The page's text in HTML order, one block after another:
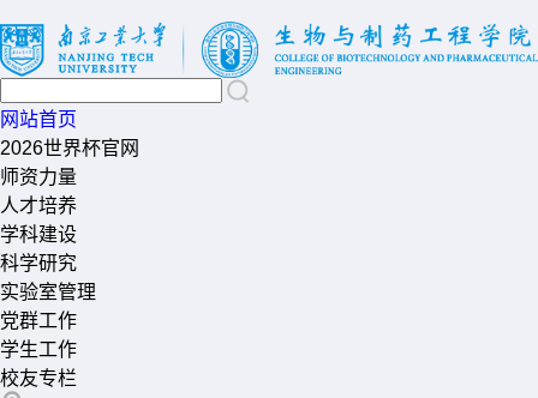
网站首页
2026世界杯官网
师资力量
人才培养
学科建设
科学研究
实验室管理
党群工作
学生工作
校友专栏